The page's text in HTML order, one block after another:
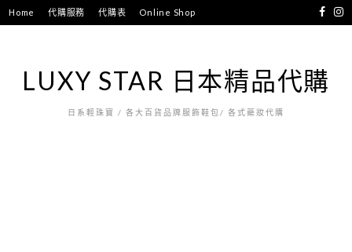
跳
至
Home 代購服務 代購表 Online Shop
LUXY STAR 日本精品代購
日系輕珠寶 / 各大百貨品牌服飾鞋包/ 各式藥妝代購